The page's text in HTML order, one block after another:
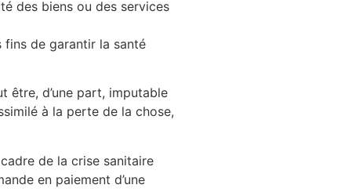
des biens ou des services
fins de garantir la santé
être, d’une part, imputable
à la perte de la chose,
de la crise sanitaire
en paiement d’une